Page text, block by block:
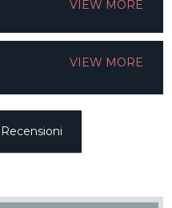
VIEW MORE
VIEW MORE
Recensioni